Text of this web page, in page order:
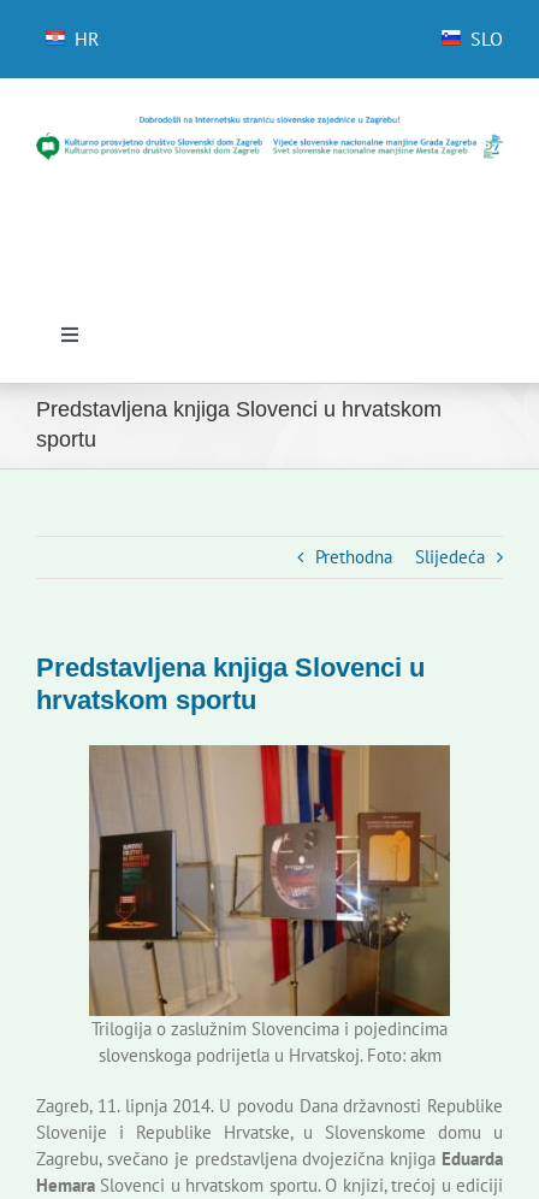
HR SLO
Toggle
Početna
Novosti
Kontakti
Novi odmev – naše glasilo
Izdavaštvo
Korisne informacije
Predstavljena knjiga Slovenci u hrvatskom
sportu
Prethodna Slijedeća
Predstavljena knjiga Slovenci u
hrvatskom sportu
Trilogija o zaslužnim Slovencima i pojedincima
slovenskoga podrijetla u Hrvatskoj. Foto: akm
Zagreb, 11. lipnja 2014. U povodu Dana državnosti Republike
Slovenije i Republike Hrvatske, u Slovenskome domu u
Zagrebu, svečano je predstavljena dvojezična knjiga Eduarda
Hemara Slovenci u hrvatskom sportu. O knjizi, trećoj u ediciji